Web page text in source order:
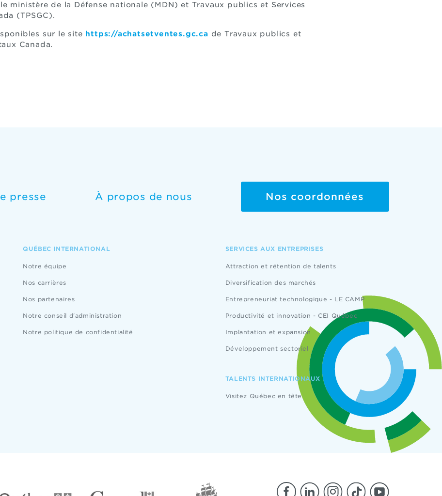
ministère de la Défense nationale (MDN) et Travaux publics et Services
(TPSGC).
sur le site https://achatsetventes.gc.ca de Travaux publics et
Canada.
presse À propos de nous Nos coordonnées
QUÉBEC INTERNATIONAL
Notre équipe
Nos carrières
Nos partenaires
Notre conseil d'administration
Notre politique de confidentialité
SERVICES AUX ENTREPRISES
Attraction et rétention de talents
Diversification des marchés
Entrepreneuriat technologique - LE CAMP
Productivité et innovation - CEI Québec
Implantation et expansion
Développement sectoriel
TALENTS INTERNATIONAUX
Visitez Québec en tête